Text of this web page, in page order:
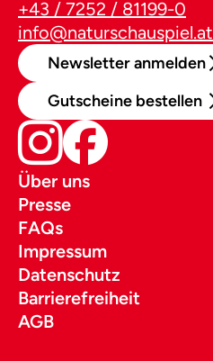
+43 / 7252 / 81199-0
info@naturschauspiel.at
Newsletter anmelden
Gutscheine bestellen
Über uns
Presse
FAQs
Impressum
Datenschutz
Barrierefreiheit
AGB